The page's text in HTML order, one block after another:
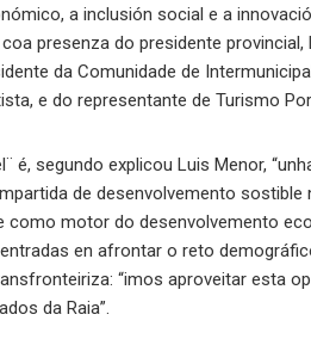
a inclusión social e a
presenza do presidente
da Comunidade de
e do representante de Turismo
é, segundo explicou Luis Menor,
de desenvolvemento sostible
motor do desenvolvemento
en afrontar o reto
“imos aproveitar esta
da Raia”.